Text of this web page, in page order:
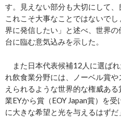
す。見えない部分も大切にして、
これこそ大事なことではないで
界に発信したい」と述べ、世界
台に臨む意気込みを示した。
また日本代表候補12人に選ば
れ飲食業分野には、ノーベル賞
えられるような世界的な権威あ
業EYから賞（EOY Japan賞）を
に大きな希望と光を与えるはず